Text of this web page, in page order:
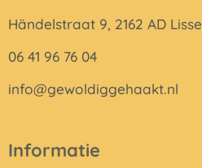
Händelstraat 9, 2162 AD Lisse
06 41 96 76 04
info@gewoldiggehaakt.nl
Informatie